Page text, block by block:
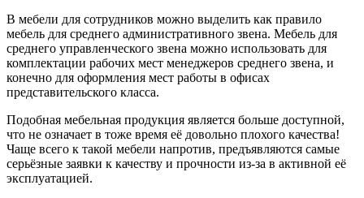
В мебели для сотрудников можно выделить как правило
мебель для среднего административного звена. Мебель для
среднего управленческого звена можно использовать для
комплектации рабочих мест менеджеров среднего звена, и
конечно для оформления мест работы в офисах
представительского класса.
Подобная мебельная продукция является больше доступной,
что не означает в тоже время её довольно плохого качества!
Чаще всего к такой мебели напротив, предъявляются самые
серьёзные заявки к качеству и прочности из-за в активной её
эксплуатацией.